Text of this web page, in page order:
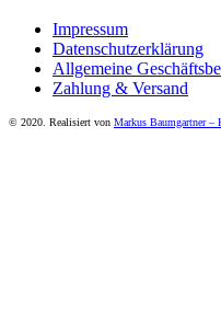
Impressum
Datenschutzerklärung
Allgemeine
Zahlung & Versand
© 2020. Realisiert von Markus Baumgartner